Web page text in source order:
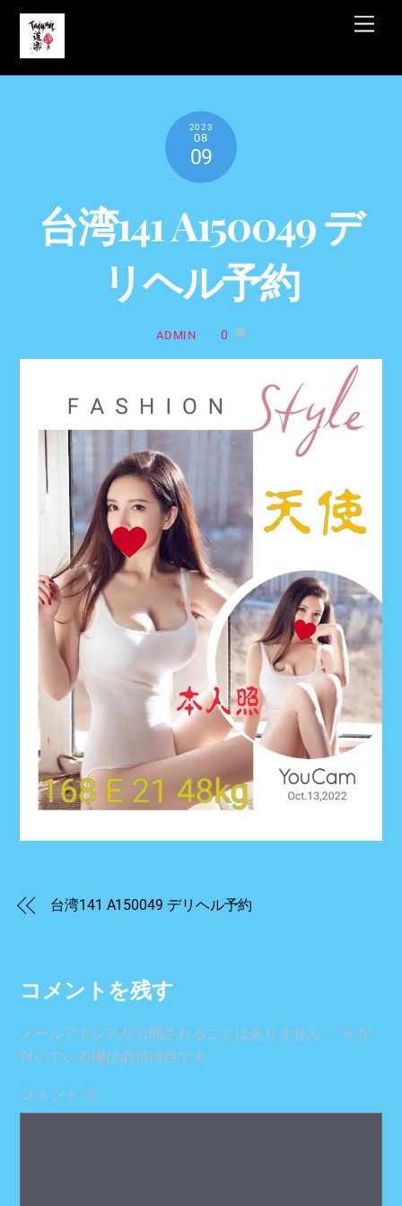
Skip
content
2023
08
09
台湾141 A150049 デ
リヘル予約
ADMIN 0
台湾141 A150049 デリヘル予約
コメントを残す
メールアドレスが公開されることはありません。 ※ が
付いている欄は必須項目です
コメント ※